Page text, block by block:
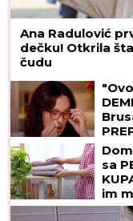
Ana Radulović
dečku! Otkrila
čudu
sa
im